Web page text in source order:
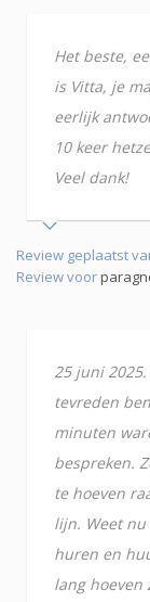
Het beste,
is Vitta, je
eerlijk
10 keer
Veel dank!
Review geplaatst
Review voor
25 juni
tevreden
minuten
bespreken.
te hoeven
lijn. Weet
huren en
lang hoeven